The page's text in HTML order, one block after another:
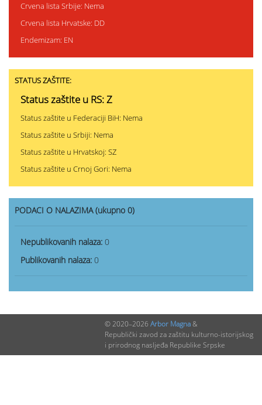
Crvena lista Srbije: Nema
Crvena lista Hrvatske: DD
Endemizam: EN
STATUS ZAŠTITE:
Status zaštite u RS: Z
Status zaštite u Federaciji BiH: Nema
Status zaštite u Srbiji: Nema
Status zaštite u Hrvatskoj: SZ
Status zaštite u Crnoj Gori: Nema
PODACI O NALAZIMA (ukupno 0)
Nepublikovanih nalaza: 0
Publikovanih nalaza: 0
© 2020–2026 Arbor Magna&
Republički zavod za zaštitu kulturno-istorijskog
i prirodnog nasljeđa Republike Srpske